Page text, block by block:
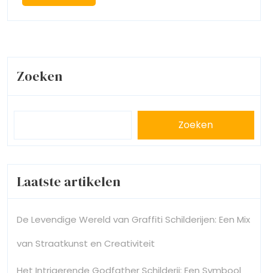
More
Zoeken
Zoeken
Laatste artikelen
De Levendige Wereld van Graffiti Schilderijen: Een Mix
van Straatkunst en Creativiteit
Het Intrigerende Godfather Schilderij: Een Symbool